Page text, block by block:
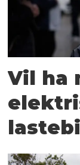
Vil ha